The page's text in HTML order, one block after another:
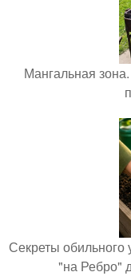
Мангальная
Секреты
"на Ребро"